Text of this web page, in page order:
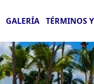
GALERÍA TÉRMINOS